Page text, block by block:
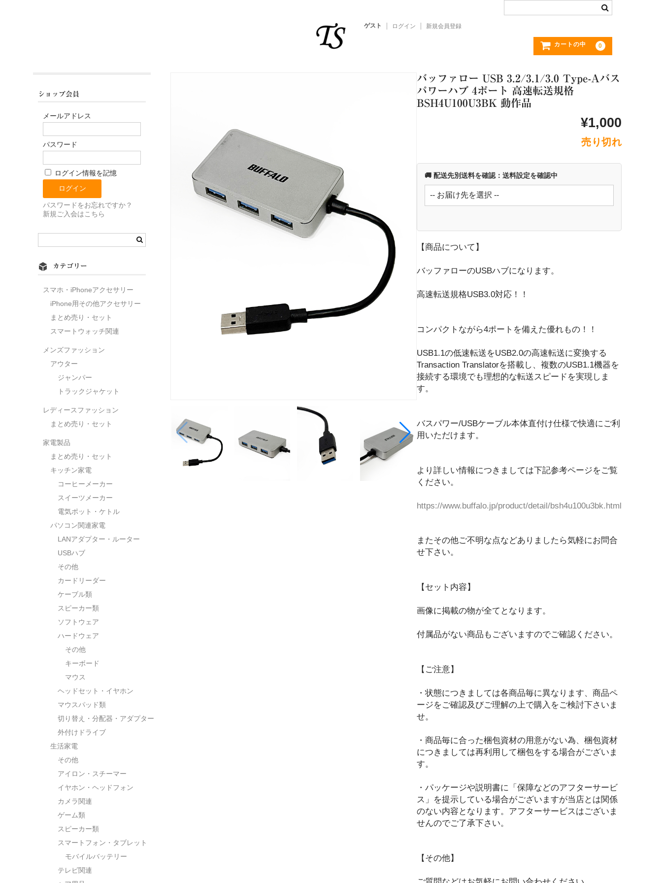
ゲスト ログイン 新規会員登録
カートの中 0
バッファロー USB 3.2/3.1/3.0 Type-Aバス
パワーハブ 4ポート 高速転送規格
BSH4U100U3BK 動作品
¥1,000
売り切れ
🚚 配送先別送料を確認：送料設定を確認中
【商品について】
バッファローのUSBハブになります。
高速転送規格USB3.0対応！！
コンパクトながら4ポートを備えた優れもの！！
USB1.1の低速転送をUSB2.0の高速転送に変換する
Transaction Translatorを搭載し、複数のUSB1.1機器を
接続する環境でも理想的な転送スピードを実現しま
す。
バスパワー/USBケーブル本体直付け仕様で快適にご利
用いただけます。
より詳しい情報につきましては下記参考ページをご覧
ください。
https://www.buffalo.jp/product/detail/bsh4u100u3bk.html
またその他ご不明な点などありましたら気軽にお問合
せ下さい。
【セット内容】
画像に掲載の物が全てとなります。
付属品がない商品もございますのでご確認ください。
【ご注意】
・状態につきましては各商品毎に異なります、商品ペ
ージをご確認及びご理解の上で購入をご検討下さいま
せ。
・商品毎に合った梱包資材の用意がない為、梱包資材
につきましては再利用して梱包をする場合がございま
す。
・パッケージや説明書に「保障などのアフターサービ
ス」を提示している場合がございますが当店とは関係
のない内容となります。アフターサービスはございま
せんのでご了承下さい。
【その他】
ショップ会員
メールアドレス
パスワード
ログイン情報を記憶
パスワードをお忘れですか？
新規ご入会はこちら
カテゴリー
スマホ・iPhoneアクセサリー
iPhone用その他アクセサリー
まとめ売り・セット
スマートウォッチ関連
メンズファッション
アウター
ジャンパー
トラックジャケット
レディースファッション
まとめ売り・セット
家電製品
まとめ売り・セット
キッチン家電
コーヒーメーカー
スイーツメーカー
電気ポット・ケトル
パソコン関連家電
LANアダプター・ルーター
USBハブ
その他
カードリーダー
ケーブル類
スピーカー類
ソフトウェア
ハードウェア
その他
キーボード
マウス
ヘッドセット・イヤホン
マウスパッド類
切り替え・分配器・アダプター
外付けドライブ
生活家電
その他
アイロン・スチーマー
イヤホン・ヘッドフォン
カメラ関連
ゲーム類
スピーカー類
スマートフォン・タブレット
モバイルバッテリー
テレビ関連